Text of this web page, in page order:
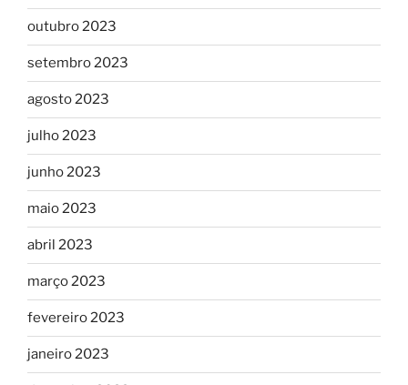
outubro 2023
setembro 2023
agosto 2023
julho 2023
junho 2023
maio 2023
abril 2023
março 2023
fevereiro 2023
janeiro 2023